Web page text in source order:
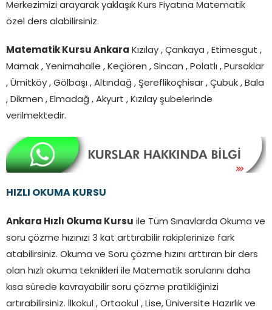
Merkezimizi arayarak yaklaşık Kurs Fiyatına Matematik
özel ders alabilirsiniz.
Matematik Kursu Ankara Kızılay , Çankaya , Etimesgut ,
Mamak , Yenimahalle , Keçiören , Sincan , Polatlı , Pursaklar
, Ümitköy , Gölbaşı , Altındağ , Şereflikoçhisar , Çubuk , Bala
, Dikmen , Elmadağ , Akyurt , Kızılay şubelerinde
verilmektedir.
HIZLI OKUMA KURSU
Ankara Hızlı Okuma Kursu ile Tüm Sınavlarda Okuma ve
soru çözme hızınızı 3 kat arttırabilir rakiplerinize fark
atabilirsiniz. Okuma ve Soru çözme hızını arttıran bir ders
olan hızlı okuma teknikleri ile Matematik sorularını daha
kısa sürede kavrayabilir soru çözme pratikliğinizi
artırabilirsiniz. İlkokul , Ortaokul , Lise, Üniversite Hazırlık ve